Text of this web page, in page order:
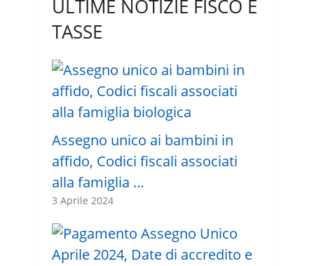
ULTIME NOTIZIE FISCO E
TASSE
Assegno unico ai bambini in
affido, Codici fiscali associati
alla famiglia …
3 Aprile 2024